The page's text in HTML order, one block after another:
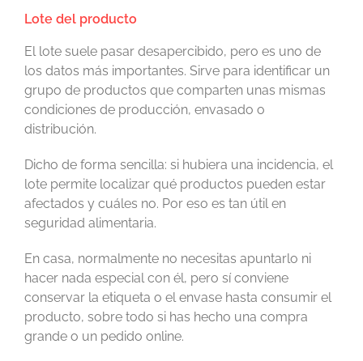
Lote del producto
El lote suele pasar desapercibido, pero es uno de
los datos más importantes. Sirve para identificar un
grupo de productos que comparten unas mismas
condiciones de producción, envasado o
distribución.
Dicho de forma sencilla: si hubiera una incidencia, el
lote permite localizar qué productos pueden estar
afectados y cuáles no. Por eso es tan útil en
seguridad alimentaria.
En casa, normalmente no necesitas apuntarlo ni
hacer nada especial con él, pero sí conviene
conservar la etiqueta o el envase hasta consumir el
producto, sobre todo si has hecho una compra
grande o un pedido online.